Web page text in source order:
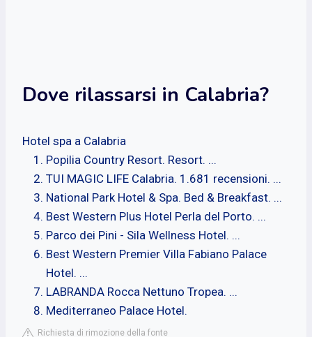
Dove rilassarsi in Calabria?
Hotel spa a Calabria
Popilia Country Resort. Resort. ...
TUI MAGIC LIFE Calabria. 1.681 recensioni. ...
National Park Hotel & Spa. Bed & Breakfast. ...
Best Western Plus Hotel Perla del Porto. ...
Parco dei Pini - Sila Wellness Hotel. ...
Best Western Premier Villa Fabiano Palace
Hotel. ...
LABRANDA Rocca Nettuno Tropea. ...
Mediterraneo Palace Hotel.
Richiesta di rimozione della fonte